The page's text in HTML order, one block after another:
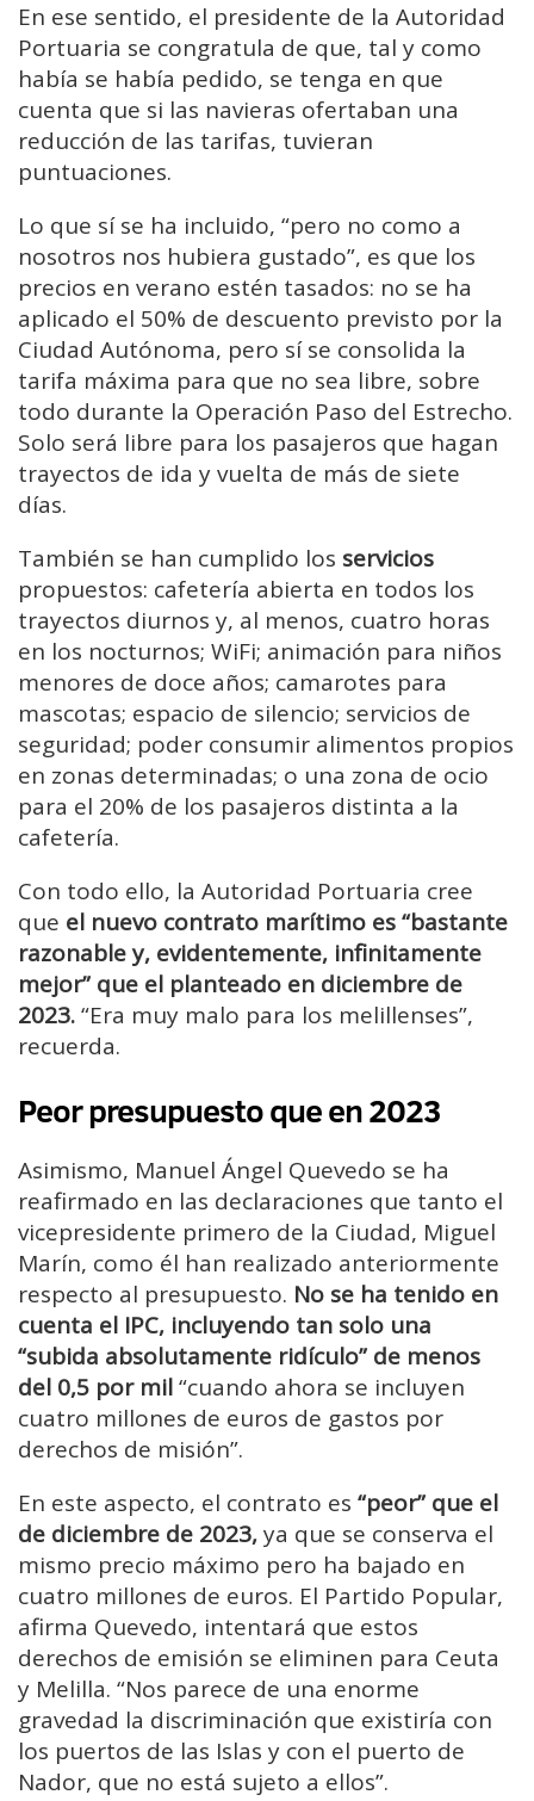
En ese sentido, el presidente de la Autoridad
Portuaria se congratula de que, tal y como
había se había pedido, se tenga en que
cuenta que si las navieras ofertaban una
reducción de las tarifas, tuvieran
puntuaciones.
Lo que sí se ha incluido, “pero no como a
nosotros nos hubiera gustado”, es que los
precios en verano estén tasados: no se ha
aplicado el 50% de descuento previsto por la
Ciudad Autónoma, pero sí se consolida la
tarifa máxima para que no sea libre, sobre
todo durante la Operación Paso del Estrecho.
Solo será libre para los pasajeros que hagan
trayectos de ida y vuelta de más de siete
días.
También se han cumplido los servicios
propuestos: cafetería abierta en todos los
trayectos diurnos y, al menos, cuatro horas
en los nocturnos; WiFi; animación para niños
menores de doce años; camarotes para
mascotas; espacio de silencio; servicios de
seguridad; poder consumir alimentos propios
en zonas determinadas; o una zona de ocio
para el 20% de los pasajeros distinta a la
cafetería.
Con todo ello, la Autoridad Portuaria cree
que el nuevo contrato marítimo es “bastante
razonable y, evidentemente, infinitamente
mejor” que el planteado en diciembre de
2023.“Era muy malo para los melillenses”,
recuerda.
Peor presupuesto que en 2023
Asimismo, Manuel Ángel Quevedo se ha
reafirmado en las declaraciones que tanto el
vicepresidente primero de la Ciudad, Miguel
Marín, como él han realizado anteriormente
respecto al presupuesto. No se ha tenido en
cuenta el IPC, incluyendo tan solo una
“subida absolutamente ridículo” de menos
del 0,5 por mil“cuando ahora se incluyen
cuatro millones de euros de gastos por
derechos de misión”.
En este aspecto, el contrato es “peor” que el
de diciembre de 2023,ya que se conserva el
mismo precio máximo pero ha bajado en
cuatro millones de euros. El Partido Popular,
afirma Quevedo, intentará que estos
derechos de emisión se eliminen para Ceuta
y Melilla. “Nos parece de una enorme
gravedad la discriminación que existiría con
los puertos de las Islas y con el puerto de
Nador, que no está sujeto a ellos”.